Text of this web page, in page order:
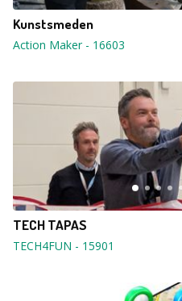
Kunstsmeden
Action Maker- 16603
TECH TAPAS
TECH4FUN - 15901